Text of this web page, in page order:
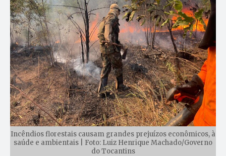
Incêndios florestais causam grandes prejuízos econômicos, à
saúde e ambientais | Foto: Luiz Henrique Machado/Governo
do Tocantins